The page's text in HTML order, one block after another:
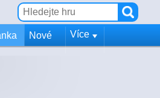
Nové Více